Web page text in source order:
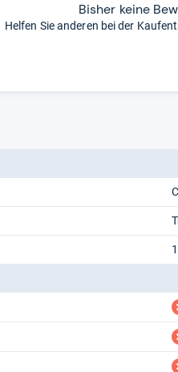
Bisher keine
Helfen Sie anderen bei der